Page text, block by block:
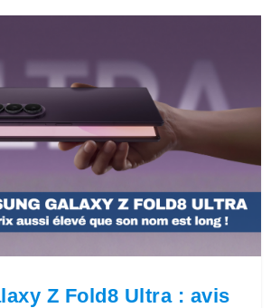
Z Fold8 Ultra : avis